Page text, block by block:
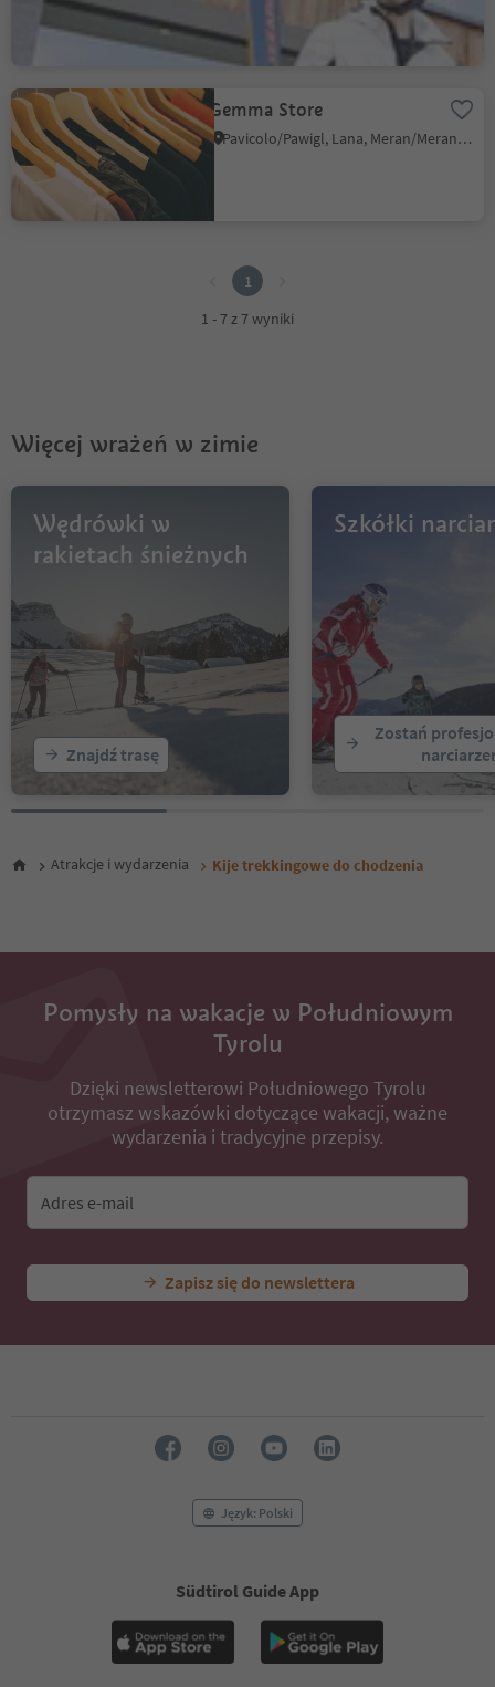
Gemma Store
Pavicolo/Pawigl, Lana, Meran/Merano and environs
1
1 - 7 z 7 wyniki
Więcej wrażeń w zimie
Wędrówki w
rakietach śnieżnych
Znajdź trasę
Szkółki
Zostań
Atrakcje i wydarzenia Kije trekkingowe do chodzenia
Pomysły na wakacje w Południowym
Tyrolu
Dzięki newsletterowi Południowego Tyrolu
otrzymasz wskazówki dotyczące wakacji, ważne
wydarzenia i tradycyjne przepisy.
Adres e-mail
Zapisz się do newslettera
Język: Polski
Südtirol Guide App